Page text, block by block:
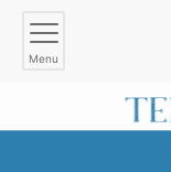
Menu